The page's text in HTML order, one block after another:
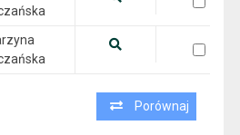
Porównaj